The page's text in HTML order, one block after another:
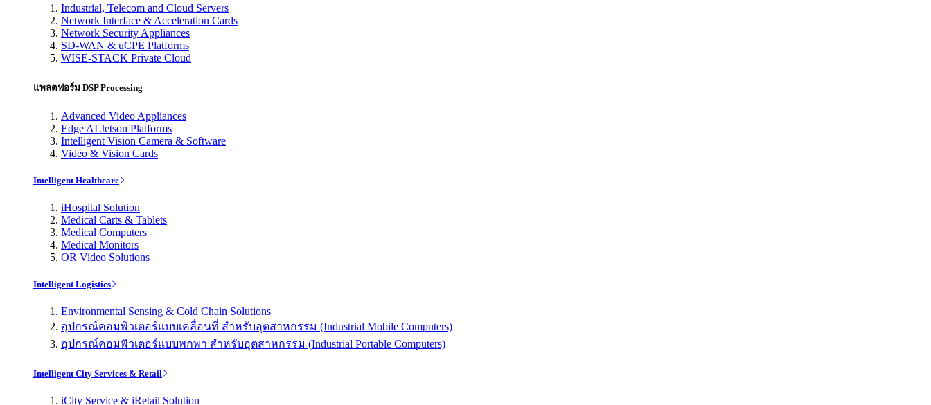
Industrial, Telecom and Cloud Servers
Network Interface & Acceleration Cards
Network Security Appliances
SD-WAN & uCPE Platforms
WISE-STACK Private Cloud
แพลตฟอร์ม DSP Processing
Advanced Video Appliances
Edge AI Jetson Platforms
Intelligent Vision Camera & Software
Video & Vision Cards
Intelligent Healthcare
iHospital Solution
Medical Carts & Tablets
Medical Computers
Medical Monitors
OR Video Solutions
Intelligent Logistics
Environmental Sensing & Cold Chain Solutions
อุปกรณ์คอมพิวเตอร์แบบเคลื่อนที่ สำหรับอุตสาหกรรม (Industrial Mobile Computers)
อุปกรณ์คอมพิวเตอร์แบบพกพา สำหรับอุตสาหกรรม (Industrial Portable Computers)
Intelligent City Services & Retail
iCity Service & iRetail Solution